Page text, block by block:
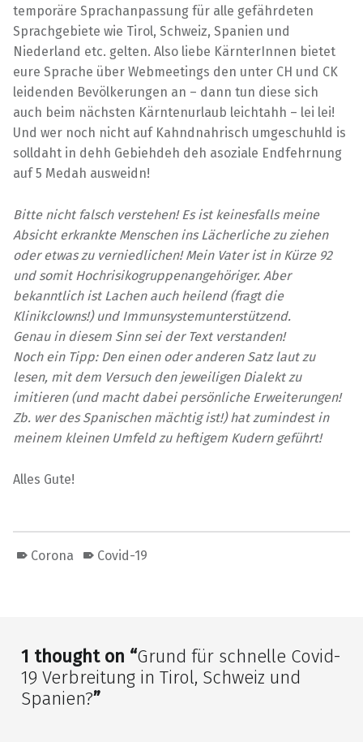
temporäre Sprachanpassung für alle gefährdeten
Sprachgebiete wie Tirol, Schweiz, Spanien und
Niederland etc. gelten. Also liebe KärnterInnen bietet
eure Sprache über Webmeetings den unter CH und CK
leidenden Bevölkerungen an – dann tun diese sich
auch beim nächsten Kärntenurlaub leichtahh – lei lei!
Und wer noch nicht auf Kahndnahrisch umgeschuhld is
solldaht in dehh Gebiehdeh deh asoziale Endfehrnung
auf 5 Medah ausweidn!
Bitte nicht falsch verstehen! Es ist keinesfalls meine
Absicht erkrankte Menschen ins Lächerliche zu ziehen
oder etwas zu verniedlichen! Mein Vater ist in Kürze 92
und somit Hochrisikogruppenangehöriger. Aber
bekanntlich ist Lachen auch heilend (fragt die
Klinikclowns!) und Immunsystemunterstützend.
Genau in diesem Sinn sei der Text verstanden!
Noch ein Tipp: Den einen oder anderen Satz laut zu
lesen, mit dem Versuch den jeweiligen Dialekt zu
imitieren (und macht dabei persönliche Erweiterungen!
Zb. wer des Spanischen mächtig ist!) hat zumindest in
meinem kleinen Umfeld zu heftigem Kudern geführt!
Alles Gute!
Corona Covid-19
1 thought on “Grund für schnelle Covid-
19 Verbreitung in Tirol, Schweiz und
Spanien?”